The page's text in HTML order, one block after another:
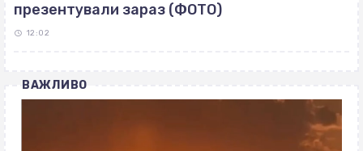
презентували зараз (ФОТО)
12:02
ВАЖЛИВО